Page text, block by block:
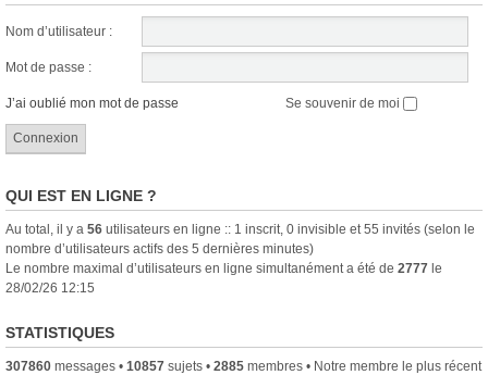
Nom d’utilisateur :
Mot de passe :
J’ai oublié mon mot de passe Se souvenir de moi
QUI EST EN LIGNE ?
Au total, il y a 56 utilisateurs en ligne :: 1 inscrit, 0 invisible et 55 invités (selon le
nombre d’utilisateurs actifs des 5 dernières minutes)
Le nombre maximal d’utilisateurs en ligne simultanément a été de 2777 le
28/02/26 12:15
STATISTIQUES
307860 messages • 10857 sujets • 2885 membres • Notre membre le plus récent